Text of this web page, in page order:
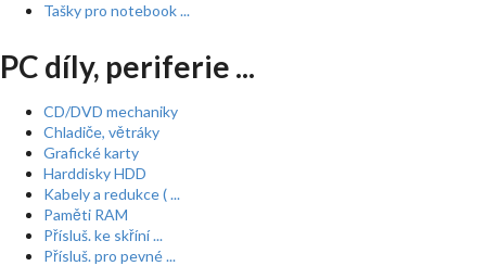
Tašky pro notebook ...
PC díly, periferie ...
CD/DVD mechaniky
Chladiče, větráky
Grafické karty
Harddisky HDD
Kabely a redukce ( ...
Paměti RAM
Přísluš. ke skříní ...
Přísluš. pro pevné ...